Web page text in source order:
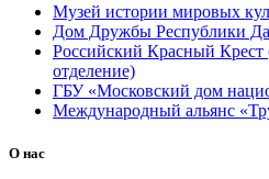
Музей истории мировых
Дом Дружбы Республики
Российский Красный Крест
отделение)
ГБУ «Московский дом
Международный альянс
О нас